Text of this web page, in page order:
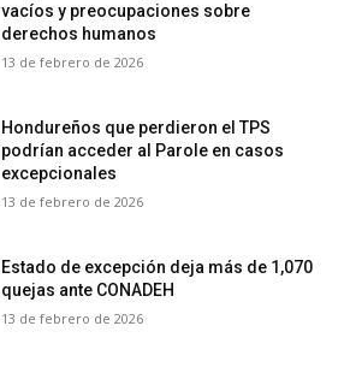
vacíos y preocupaciones sobre
derechos humanos
13 de febrero de 2026
Hondureños que perdieron el TPS
podrían acceder al Parole en casos
excepcionales
13 de febrero de 2026
Estado de excepción deja más de 1,070
quejas ante CONADEH
13 de febrero de 2026